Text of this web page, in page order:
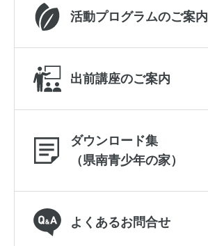
活動プログラムのご案内
出前講座のご案内
ダウンロード集
（県南青少年の家）
よくあるお問合せ